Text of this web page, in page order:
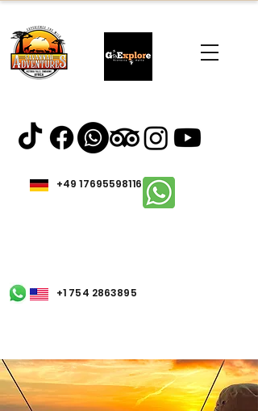
+49 17695598116
+1 754 2863895